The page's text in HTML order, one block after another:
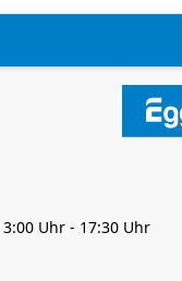
Uhr - 17:30 Uhr